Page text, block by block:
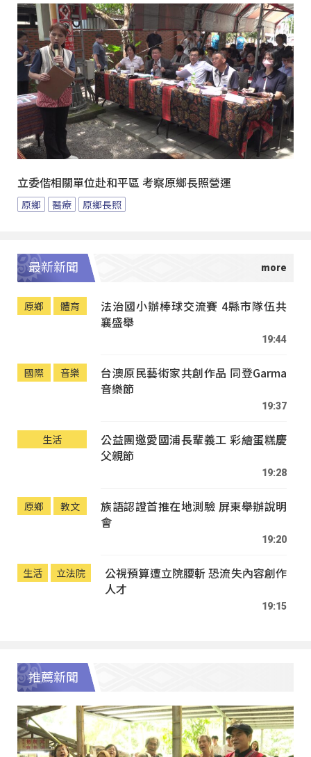
立委偕相關單位赴和平區 考察原鄉長照營運
原鄉 醫療 原鄉長照
最新新聞
原鄉 體育
法治國小辦棒球交流賽 4縣市隊伍共
襄盛舉
19:44
國際 音樂
台澳原民藝術家共創作品 同登Garma
音樂節
19:37
生活
公益團邀愛國浦長輩義工 彩繪蛋糕慶
父親節
19:28
原鄉 教文
族語認證首推在地測驗 屏東舉辦說明
會
19:20
生活 立法院
公視預算遭立院腰斬 恐流失內容創作
人才
19:15
推薦新聞